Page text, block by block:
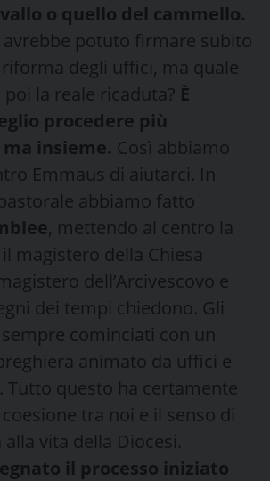
o quello del cammello.
avrebbe potuto firmare subito
degli uffici, ma quale
la reale ricaduta? È
procedere più
insieme. Così abbiamo
Emmaus di aiutarci. In
abbiamo fatto
, mettendo al centro la
magistero della Chiesa
dell’Arcivescovo e
dei tempi chiedono. Gli
cominciati con un
animato da uffici e
Tutto questo ha certamente
tra noi e il senso di
vita della Diocesi.
il processo iniziato